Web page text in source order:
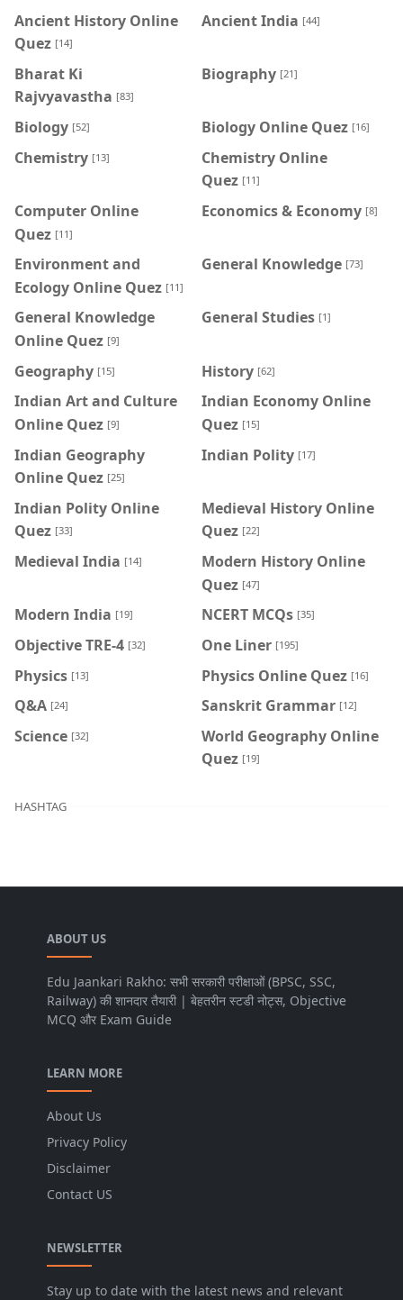
Ancient History Online
Quez [14]
Ancient India [44]
Bharat Ki
Rajvyavastha [83]
Biography [21]
Biology [52] Biology Online Quez [16]
Chemistry [13]
Chemistry Online
Quez [11]
Computer Online
Quez [11]
Economics & Economy [8]
Environment and
Ecology Online Quez [11]
General Knowledge [73]
General Knowledge
Online Quez [9]
General Studies [1]
Geography [15] History [62]
Indian Art and Culture
Online Quez [9]
Indian Economy Online
Quez [15]
Indian Geography
Online Quez [25]
Indian Polity [17]
Indian Polity Online
Quez [33]
Medieval History Online
Quez [22]
Medieval India [14]
Modern History Online
Quez [47]
Modern India [19] NCERT MCQs [35]
Objective TRE-4 [32] One Liner [195]
Physics [13] Physics Online Quez [16]
Q&A [24] Sanskrit Grammar [12]
Science [32]
World Geography Online
Quez [19]
HASHTAG
ABOUT US
Edu Jaankari Rakho: सभी सरकारी परीक्षाओं (BPSC, SSC,
Railway) की शानदार तैयारी | बेहतरीन स्टडी नोट्स, Objective
MCQ और Exam Guide
LEARN MORE
About Us
Privacy Policy
Disclaimer
Contact US
NEWSLETTER
Stay up to date with the latest news and relevant